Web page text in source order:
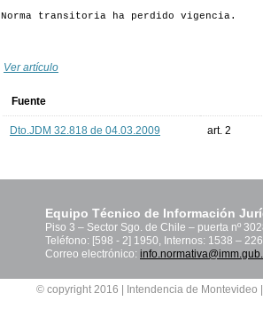
Norma transitoria ha perdido vigencia.
Ver artículo
Fuente
Dto.JDM 32.818 de 04.03.2009 art. 2
Equipo Técnico de Información
Piso 3 – Sector Sgo. de Chile – puerta nº
Teléfono: [598 - 2] 1950, Internos: 1538 –
Correo electrónico:
© copyright 2016 | Intendencia de Montevideo